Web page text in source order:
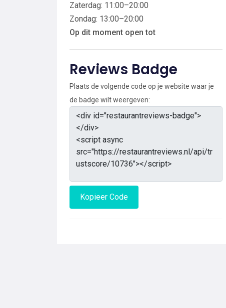
Zaterdag: 11:00–20:00
Zondag: 13:00–20:00
Op dit moment open tot
Reviews Badge
Plaats de volgende code op je website waar je
de badge wilt weergeven:
Kopieer Code